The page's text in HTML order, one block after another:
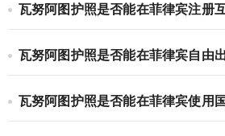
瓦努阿图护照是否能在菲律宾注册
瓦努阿图护照是否能在菲律宾自由
瓦努阿图护照是否能在菲律宾使用